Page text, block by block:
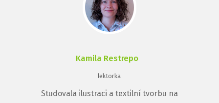
Kamila Restrepo
lektorka
Studovala ilustraci a textilní tvorbu na